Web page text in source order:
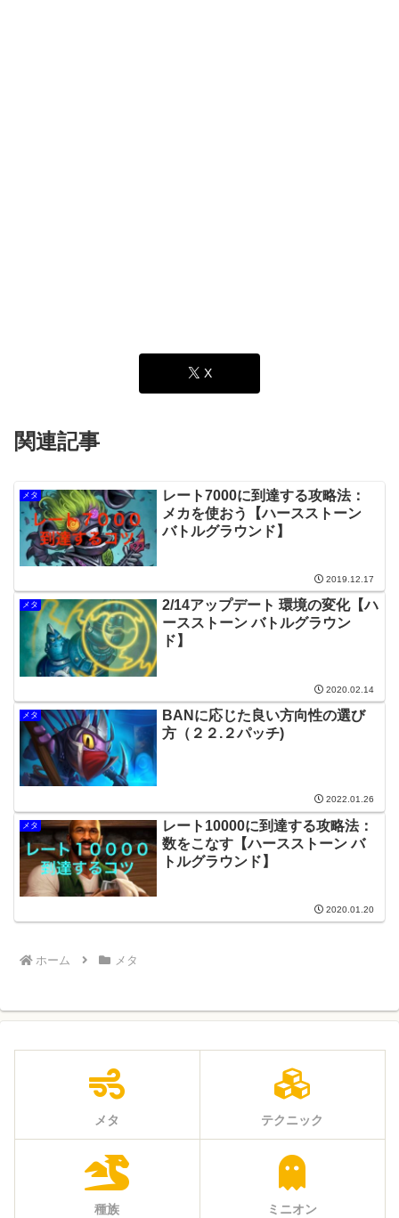
X
関連記事
メタ
レート7000に到達する攻略法：
メカを使おう【ハースストーン
バトルグラウンド】
2019.12.17
メタ
2/14アップデート 環境の変化【ハ
ースストーン バトルグラウン
ド】
2020.02.14
メタ
BANに応じた良い方向性の選び
方（２２.２パッチ)
2022.01.26
メタ
レート10000に到達する攻略法：
数をこなす【ハースストーン バ
トルグラウンド】
2020.01.20
ホーム メタ
メタ テクニック
種族 ミニオン